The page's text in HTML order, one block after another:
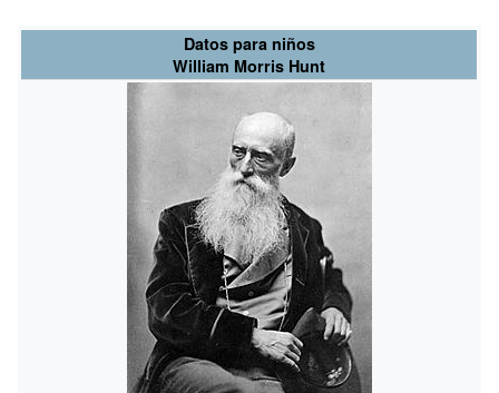
Datos para niños
William Morris Hunt